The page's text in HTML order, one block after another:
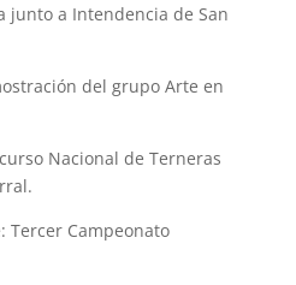
junto a Intendencia de San
del grupo Arte en
Nacional de Terneras
Tercer Campeonato